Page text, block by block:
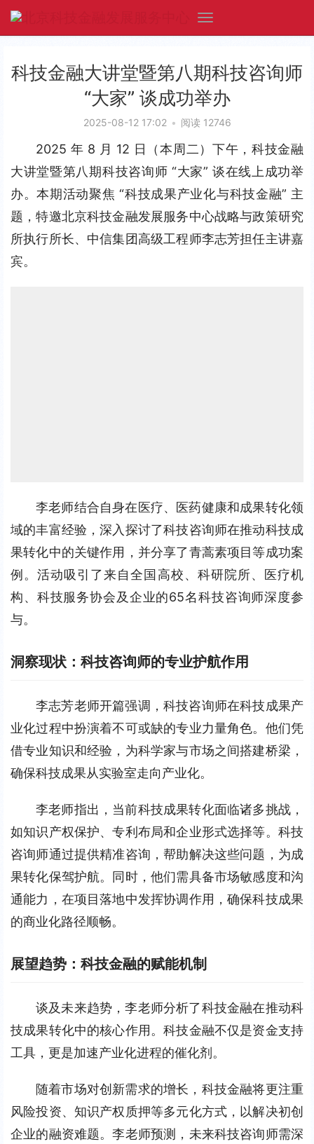
科技金融大讲堂暨第八期科技咨询师
“大家” 谈成功举办
2025-08-12 17:02 • 阅读 12746
2025 年 8 月 12 日（本周二）下午，科技金融
大讲堂暨第八期科技咨询师 “大家” 谈在线上成功举
办。本期活动聚焦 “科技成果产业化与科技金融” 主
题，特邀北京科技金融发展服务中心战略与政策研究
所执行所长、中信集团高级工程师李志芳担任主讲嘉
宾。
李老师结合自身在医疗、医药健康和成果转化领
域的丰富经验，深入探讨了科技咨询师在推动科技成
果转化中的关键作用，并分享了青蒿素项目等成功案
例。活动吸引了来自全国高校、科研院所、医疗机
构、科技服务协会及企业的65名科技咨询师深度参
与。
洞察现状：科技咨询师的专业护航作用
李志芳老师开篇强调，科技咨询师在科技成果产
业化过程中扮演着不可或缺的专业力量角色。他们凭
借专业知识和经验，为科学家与市场之间搭建桥梁，
确保科技成果从实验室走向产业化。
李老师指出，当前科技成果转化面临诸多挑战，
如知识产权保护、专利布局和企业形式选择等。科技
咨询师通过提供精准咨询，帮助解决这些问题，为成
果转化保驾护航。同时，他们需具备市场敏感度和沟
通能力，在项目落地中发挥协调作用，确保科技成果
的商业化路径顺畅。
展望趋势：科技金融的赋能机制
谈及未来趋势，李老师分析了科技金融在推动科
技成果转化中的核心作用。科技金融不仅是资金支持
工具，更是加速产业化进程的催化剂。
随着市场对创新需求的增长，科技金融将更注重
风险投资、知识产权质押等多元化方式，以解决初创
企业的融资难题。李老师预测，未来科技咨询师需深